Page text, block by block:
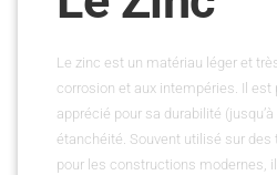
Le zinc est un matériau léger et
corrosion et aux intempéries. Il
apprécié pour sa durabilité
étanchéité. Souvent utilisé sur des
pour les constructions modernes,